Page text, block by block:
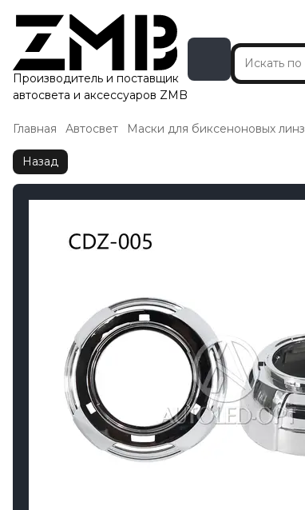
Производитель и поставщик
автосвета и аксессуаров ZMB
Главная Автосвет Маски для биксеноновых линз
Назад